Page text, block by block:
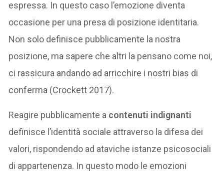
espressa. In questo caso l’emozione diventa
occasione per una presa di posizione identitaria.
Non solo definisce pubblicamente la nostra
posizione, ma sapere che altri la pensano come noi,
ci rassicura andando ad arricchire i nostri bias di
conferma (Crockett 2017).
Reagire pubblicamente a contenuti indignanti
definisce l’identità sociale attraverso la difesa dei
valori, rispondendo ad ataviche istanze psicosociali
di appartenenza. In questo modo le emozioni